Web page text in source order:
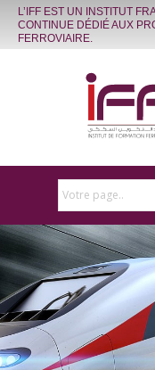
L’IFF EST UN INSTITUT
CONTINUE DÉDIÉ AUX
FERROVIAIRE.
Votre page..